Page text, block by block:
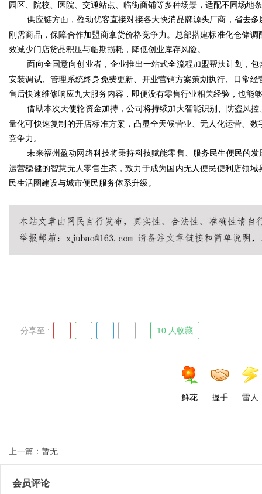
ar
园区、院校、医院、交通站点、临街商铺等多种场景，适配不同场地
供应链方面，盈动优客直接对接各大快消品牌源头厂商，省去
刚需商品，保障合作加盟商拿货价格竞争力。总部搭建标准化仓储
效减少门店货品积压与临期损耗，降低创业库存风险。
面向全国意向创业者，企业推出一站式全流程加盟帮扶计划，
安装调试、管理系统终身免费更新、开业营销方案策划执行、日常
售后快速维修响应九大服务内容，即便没有零售行业相关经验，也能
借助本次天使轮资金加持，公司将持续加大智能识别、防盗风
量化可快速复制的开店标准方案，凸显全天候营业、无人化运营、
竞争力。
未来福州盈动网络科技将秉持科技赋能零售、服务民生便民的
运营稳健的智慧无人零售生态，致力于成为国内无人便民便利店领
民生活圈建设与城市便民服务体系升级。
分享至 : 10 人收藏
鲜花 握手 雷人
上一篇：暂无
会员评论